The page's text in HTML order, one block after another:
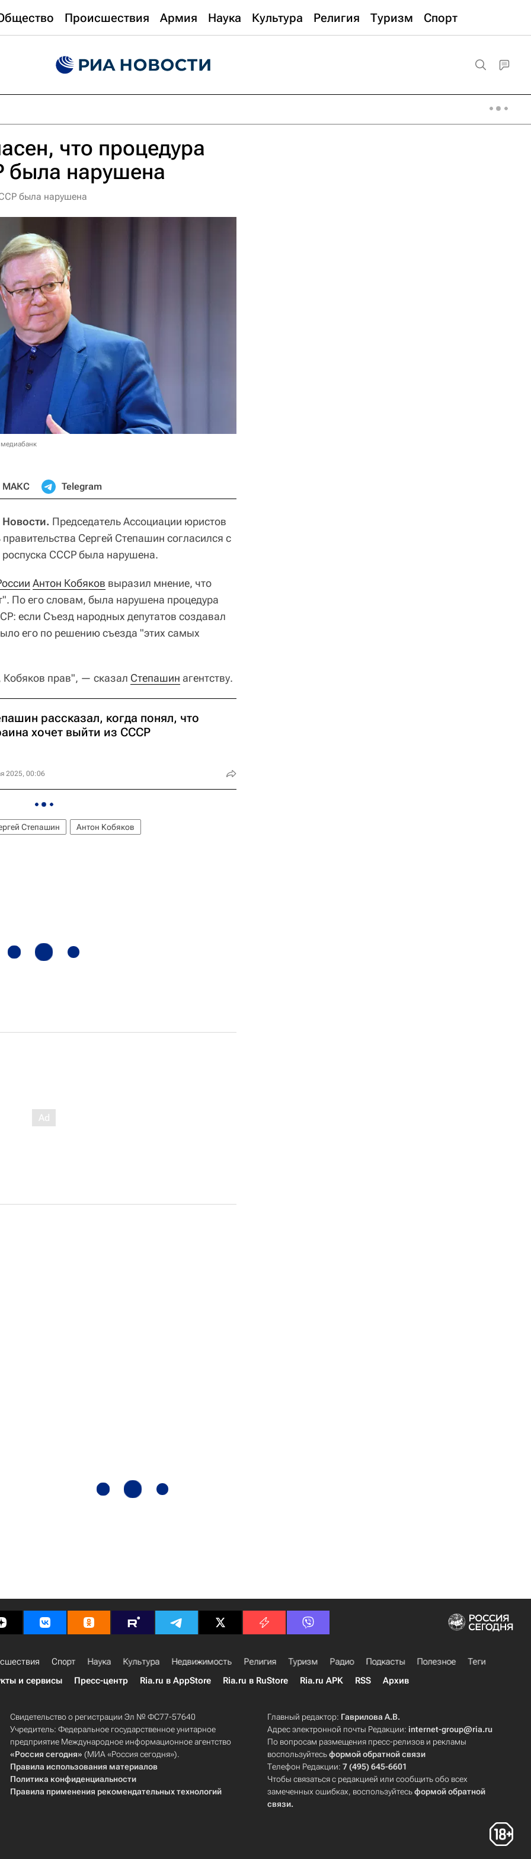
Происшествия Армия Наука Культура Религия Туризм Спорт
что процедура
была нарушена
была нарушена
МАКС Telegram
Председатель Ассоциации юристов
Сергей Степашин согласился с
СССР была нарушена.
Антон Кобяков выразил мнение, что
По его словам, была нарушена процедура
если Съезд народных депутатов создавал
его по решению съезда "этих самых
Кобяков прав", — сказал Степашин агентству.
рассказал, когда понял, что
хочет выйти из СССР
2025, 00:06
Степашин Антон Кобяков
Спорт Наука Культура Недвижимость Религия Туризм Радио Подкасты Полезное
Теги
и сервисы
Пресс-центр Ria.ru в AppStore Ria.ru в RuStore Ria.ru APK RSS Архив
Свидетельство о регистрации Эл № ФС77-57640
Учредитель: Федеральное государственное унитарное
предприятие Международное информационное агентство
«Россия сегодня» (МИА «Россия сегодня»).
Правила использования материалов
Политика конфиденциальности
Правила применения рекомендательных технологий
Главный редактор: Гаврилова А.В.
Адрес электронной почты Редакции:internet-group@ria.ru
По вопросам размещения пресс-релизов и рекламы
воспользуйтесьформой обратной связи
Телефон Редакции:7 (495) 645-6601
Чтобы связаться с редакцией или сообщить обо всех
замеченных ошибках, воспользуйтесьформой обратной
связи.